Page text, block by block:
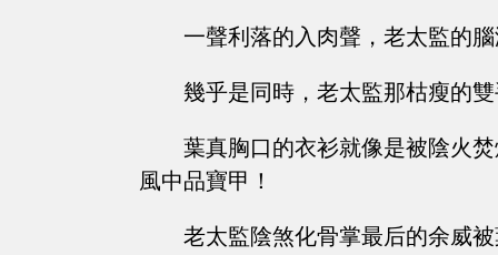
一聲利落的入肉聲，老太監的
幾乎是同時，老太監那枯瘦的
葉真胸口的衣衫就像是被陰火
風中品寶甲！
老太監陰煞化骨掌最后的余威